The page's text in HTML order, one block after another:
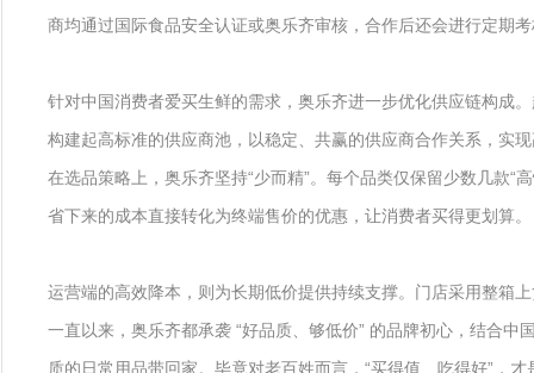
商均通过国际食品安全认证或奥乐齐审核，合作后还会进行定期
针对中国消费者爱买生鲜的需求，奥乐齐进一步优化供应链构成
构建起高标准的供应商池，以稳定、共赢的供应商合作关系，实
在选品策略上，奥乐齐坚持“少而精”。每个品类仅保留少数几款
省下来的成本直接转化为终端售价的优惠，让消费者买得更划算。
运营端的高效降本，则为长期低价提供持续支撑。门店采用整箱
一直以来，奥乐齐都承袭 “好品质、够低价” 的品牌初心，结合
质的日常用品带回家。毕竟对老百姓而言，“买得值、吃得好”，